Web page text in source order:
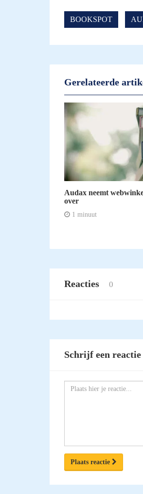
BOOKSPOT
Gerelateerde
Audax neemt
over
1 minuut
Reacties 0
Schrijf een reactie
Plaats reactie